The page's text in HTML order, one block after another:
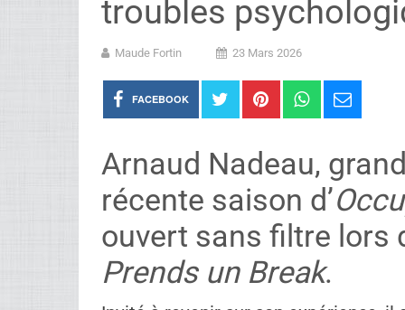
troubles
Arnaud Nadeau,
récente saison d’
ouvert sans filtre lors
Prends un Break.